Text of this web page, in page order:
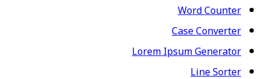
Word Counter
Case Converter
Lorem Ipsum Generator
Line Sorter